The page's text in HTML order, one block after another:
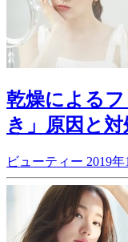
乾燥による
き」原因と対
ビューティー 2019年